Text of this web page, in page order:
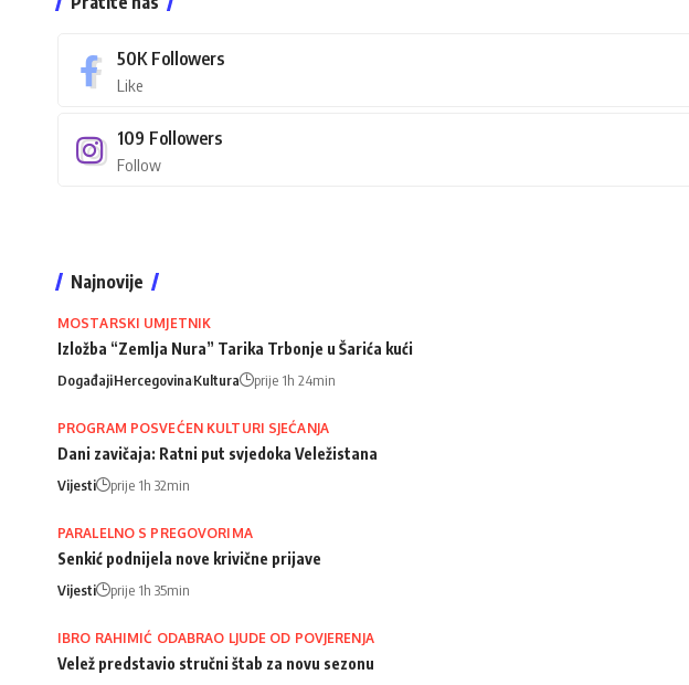
50K Followers
Like
109 Followers
Follow
Najnovije
MOSTARSKI UMJETNIK
Izložba “Zemlja Nura” Tarika Trbonje u Šarića kući
DogađajiHercegovinaKultura prije 1h 24min
PROGRAM POSVEĆEN KULTURI SJEĆANJA
Dani zavičaja: Ratni put svjedoka Veležistana
Vijesti prije 1h 32min
PARALELNO S PREGOVORIMA
Senkić podnijela nove krivične prijave
Vijesti prije 1h 35min
IBRO RAHIMIĆ ODABRAO LJUDE OD POVJERENJA
Velež predstavio stručni štab za novu sezonu